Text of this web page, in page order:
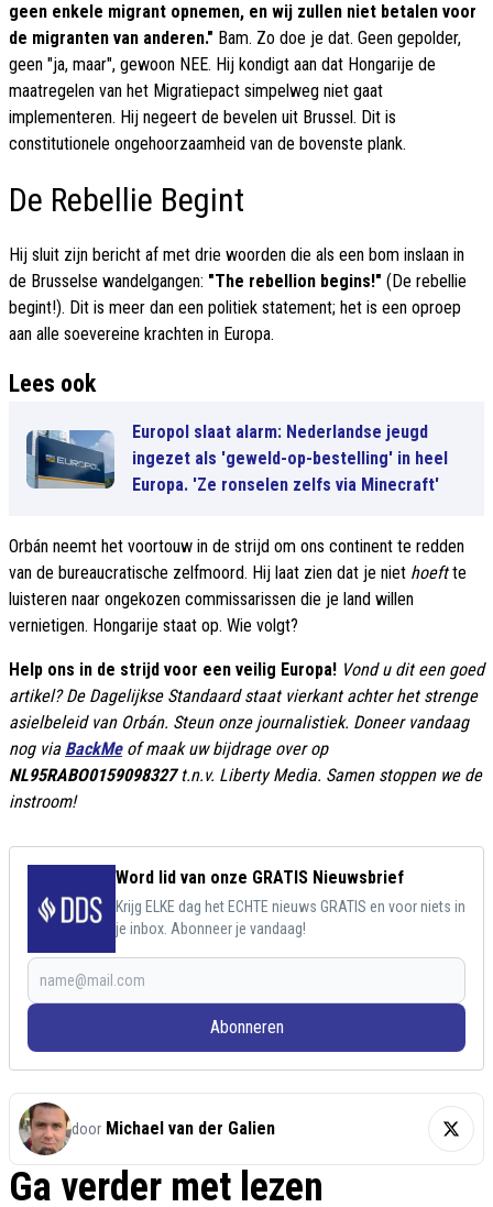
geen enkele migrant opnemen, en wij zullen niet betalen voor
de migranten van anderen." Bam. Zo doe je dat. Geen gepolder,
geen "ja, maar", gewoon NEE. Hij kondigt aan dat Hongarije de
maatregelen van het Migratiepact simpelweg niet gaat
implementeren. Hij negeert de bevelen uit Brussel. Dit is
constitutionele ongehoorzaamheid van de bovenste plank.
De Rebellie Begint
Hij sluit zijn bericht af met drie woorden die als een bom inslaan in
de Brusselse wandelgangen: "The rebellion begins!" (De rebellie
begint!). Dit is meer dan een politiek statement; het is een oproep
aan alle soevereine krachten in Europa.
Lees ook
Europol slaat alarm: Nederlandse jeugd
ingezet als 'geweld-op-bestelling' in heel
Europa. 'Ze ronselen zelfs via Minecraft'
Orbán neemt het voortouw in de strijd om ons continent te redden
van de bureaucratische zelfmoord. Hij laat zien dat je niet hoeftte
luisteren naar ongekozen commissarissen die je land willen
vernietigen. Hongarije staat op. Wie volgt?
Help ons in de strijd voor een veilig Europa! Vond u dit een goed
artikel? De Dagelijkse Standaard staat vierkant achter het strenge
asielbeleid van Orbán. Steun onze journalistiek. Doneer vandaag
nog via BackMeof maak uw bijdrage over op
NL95RABO0159098327t.n.v. Liberty Media. Samen stoppen we de
instroom!
Word lid van onze GRATIS Nieuwsbrief
Krijg ELKE dag het ECHTE nieuws GRATIS en voor niets in
je inbox. Abonneer je vandaag!
Abonneren
door Michael van der Galien
Ga verder met lezen